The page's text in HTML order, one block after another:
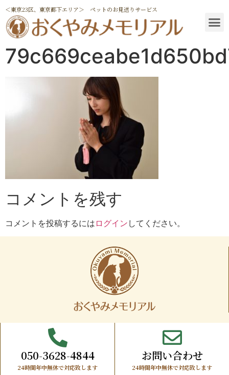
＜東京23区、東京都下エリア＞ ペットのお見送りサービス
コメントを残す
コメントを投稿するには ログイン してください。
050-3628-4844
24時間年中無休で対応致します
お問い合わせ
24時間年中無休で対応致します